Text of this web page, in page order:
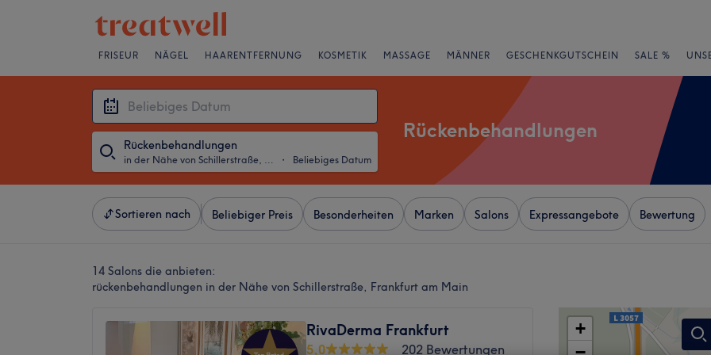
FRISEUR NÄGEL HAARENTFERNUNG KOSMETIK MASSAGE MÄNNER GESCHENKGUTSCHEIN SALE %
Rückenbehandlungen
in der Nähe von Schillerstraße, Frankfurt am Main ・ Beliebiges Datum
Rückenbehandlungen
Sortieren nach Beliebiger Preis Besonderheiten Marken Salons Expressangebote Bewertung
14 Salons die anbieten:
rückenbehandlungen in der Nähe von Schillerstraße, Frankfurt am Main
RivaDerma Frankfurt
5,0
202 Bewertungen
+